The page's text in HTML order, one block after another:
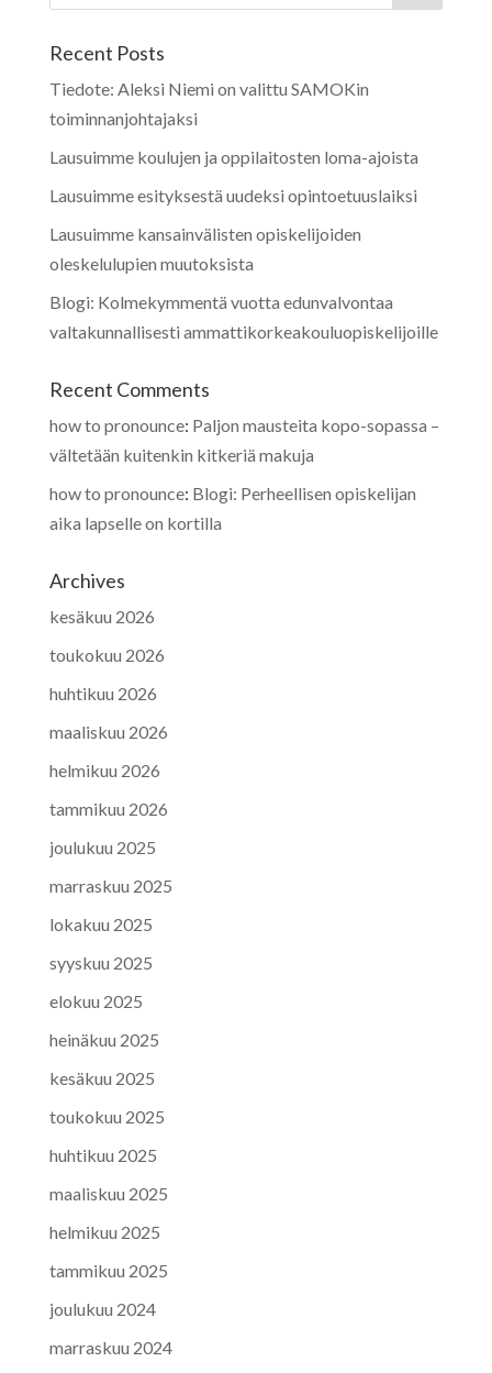
Recent Posts
Tiedote: Aleksi Niemi on valittu SAMOKin
toiminnanjohtajaksi
Lausuimme koulujen ja oppilaitosten loma-ajoista
Lausuimme esityksestä uudeksi opintoetuuslaiksi
Lausuimme kansainvälisten opiskelijoiden
oleskelulupien muutoksista
Blogi: Kolmekymmentä vuotta edunvalvontaa
valtakunnallisesti ammattikorkeakouluopiskelijoille
Recent Comments
how to pronounce: Paljon mausteita kopo-sopassa –
vältetään kuitenkin kitkeriä makuja
how to pronounce: Blogi: Perheellisen opiskelijan
aika lapselle on kortilla
Archives
kesäkuu 2026
toukokuu 2026
huhtikuu 2026
maaliskuu 2026
helmikuu 2026
tammikuu 2026
joulukuu 2025
marraskuu 2025
lokakuu 2025
syyskuu 2025
elokuu 2025
heinäkuu 2025
kesäkuu 2025
toukokuu 2025
huhtikuu 2025
maaliskuu 2025
helmikuu 2025
tammikuu 2025
joulukuu 2024
marraskuu 2024